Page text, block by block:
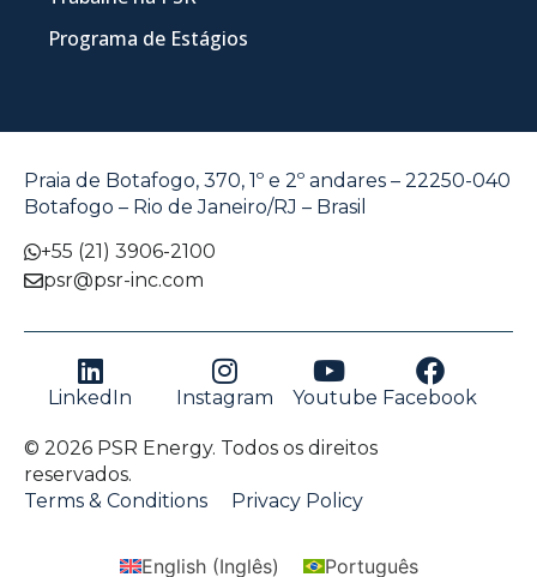
Programa de Estágios
Praia de Botafogo, 370, 1º e 2º andares – 22250-040
Botafogo – Rio de Janeiro/RJ – Brasil
+55 (21) 3906-2100
psr@psr-inc.com
LinkedIn Instagram Youtube Facebook
© 2026 PSR Energy. Todos os direitos
reservados.
Terms & Conditions
Privacy Policy
English(Inglês) Português